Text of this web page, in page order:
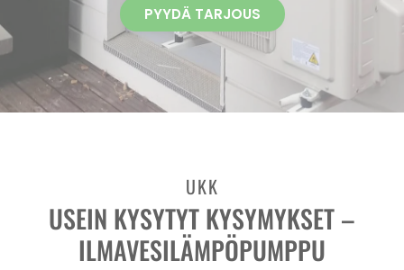
PYYDÄ TARJOUS
UKK
USEIN KYSYTYT KYSYMYKSET –
ILMAVESILÄMPÖPUMPPU